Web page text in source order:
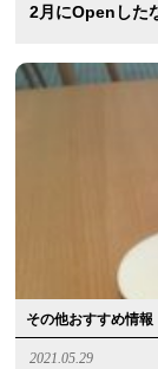
2月にopenした
その他おすすめ情報
2021.05.29